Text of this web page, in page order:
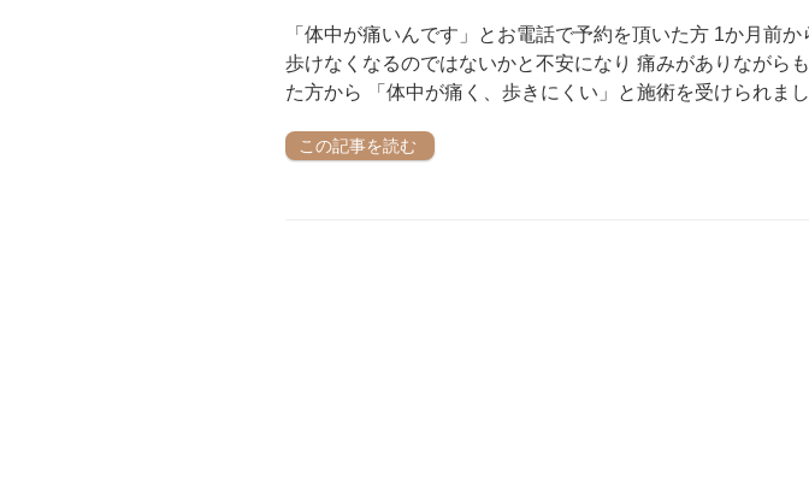
「体中が痛いんです」とお電話で予約を頂いた方 1か月前か
歩けなくなるのではないかと不安になり 痛みがありながら
た方から 「体中が痛く、歩きにくい」と施術を受けられま
この記事を読む